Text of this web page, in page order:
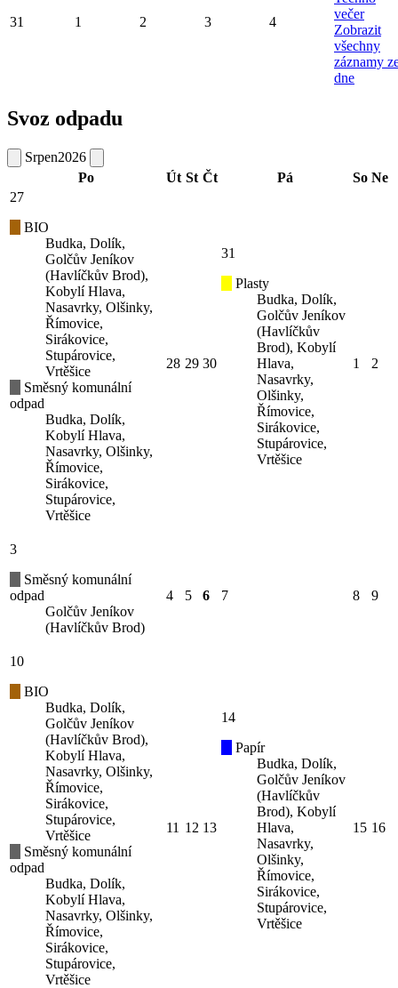
31 1 2 3 4
večer
Zobrazit
všechny
záznamy
dne
Svoz odpadu
Srpen2026
Po
Út St Čt Pá So Ne
27
BIO
Budka, Dolík,
Golčův Jeníkov
(Havlíčkův Brod),
Kobylí Hlava,
Nasavrky, Olšinky,
Římovice,
Sirákovice,
Stupárovice,
Vrtěšice
Směsný komunální
odpad
Budka, Dolík,
Kobylí Hlava,
Nasavrky, Olšinky,
Římovice,
Sirákovice,
Stupárovice,
Vrtěšice
28 29 30
31
Plasty
Budka, Dolík,
Golčův Jeníkov
(Havlíčkův
Brod), Kobylí
Hlava,
Nasavrky,
Olšinky,
Římovice,
Sirákovice,
Stupárovice,
Vrtěšice
1 2
3
Směsný komunální
odpad
Golčův Jeníkov
(Havlíčkův Brod)
4 5 6 7 8 9
10
BIO
Budka, Dolík,
Golčův Jeníkov
(Havlíčkův Brod),
Kobylí Hlava,
Nasavrky, Olšinky,
Římovice,
Sirákovice,
Stupárovice,
Vrtěšice
Směsný komunální
odpad
Budka, Dolík,
Kobylí Hlava,
Nasavrky, Olšinky,
Římovice,
Sirákovice,
Stupárovice,
Vrtěšice
11 12 13
14
Papír
Budka, Dolík,
Golčův Jeníkov
(Havlíčkův
Brod), Kobylí
Hlava,
Nasavrky,
Olšinky,
Římovice,
Sirákovice,
Stupárovice,
Vrtěšice
15 16